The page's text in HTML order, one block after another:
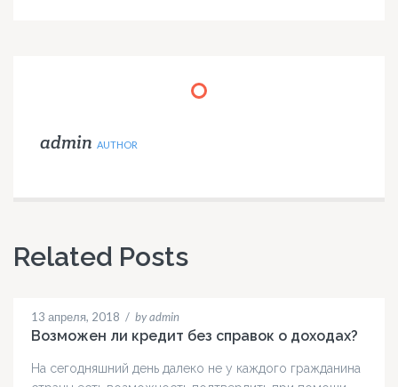
admin AUTHOR
Related Posts
13 апреля, 2018 / by admin
Возможен ли кредит без справок о доходах?
На сегодняшний день далеко не у каждого гражданина